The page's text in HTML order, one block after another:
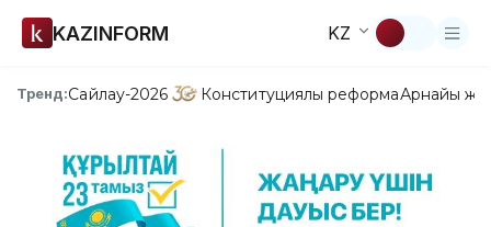
KAZINFORM KZ
Тренд:Сайлау-2026 Конституциялық реформаАрнайы